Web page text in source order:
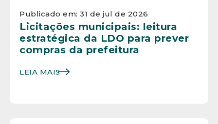
Publicado em: 31 de jul de 2026
Licitações municipais: leitura
estratégica da LDO para prever
compras da prefeitura
LEIA MAIS